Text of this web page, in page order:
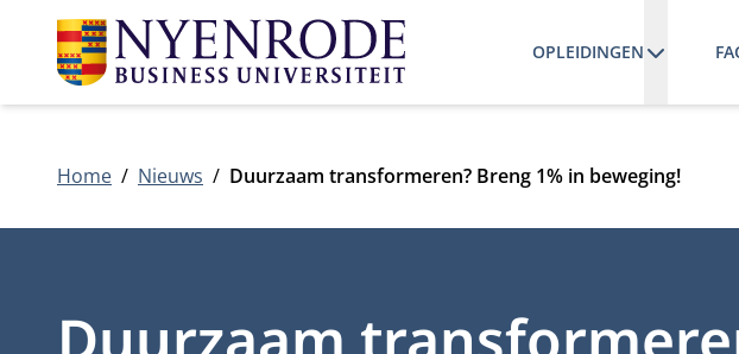
OPLEIDINGEN
Home Nieuws Duurzaam transformeren? Breng 1% in beweging!